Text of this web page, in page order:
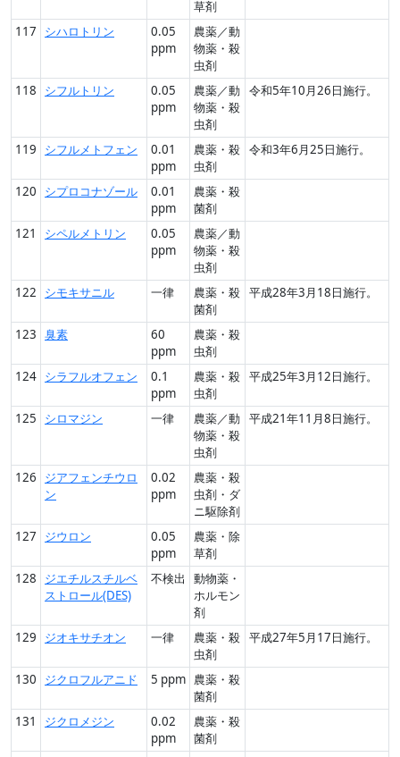
草剤
117
シハロトリン
0.05
ppm
農薬／動
物薬・殺
虫剤
118
シフルトリン
0.05
ppm
農薬／動
物薬・殺
虫剤
令和5年10月26日施行。
119 シフルメトフェン
0.01
ppm
農薬・殺
虫剤
令和3年6月25日施行。
120 シプロコナゾール
0.01
ppm
農薬・殺
菌剤
121
シペルメトリン
0.05
ppm
農薬／動
物薬・殺
虫剤
122
シモキサニル 一律
農薬・殺
菌剤
平成28年3月18日施行。
123 臭素
60
ppm
農薬・殺
虫剤
124 シラフルオフェン
0.1
ppm
農薬・殺
虫剤
平成25年3月12日施行。
125 シロマジン 一律
農薬／動
物薬・殺
虫剤
平成21年11月8日施行。
126
ジアフェンチウロ
ン
0.02
ppm
農薬・殺
虫剤・ダ
ニ駆除剤
127
ジウロン
0.05
ppm
農薬・除
草剤
128
ジエチルスチルベ
ストロール(DES)
不検出
動物薬・
ホルモン
剤
129
ジオキサチオン 一律
農薬・殺
虫剤
平成27年5月17日施行。
130 ジクロフルアニド 5 ppm 農薬・殺
菌剤
131
ジクロメジン
0.02
ppm
農薬・殺
菌剤